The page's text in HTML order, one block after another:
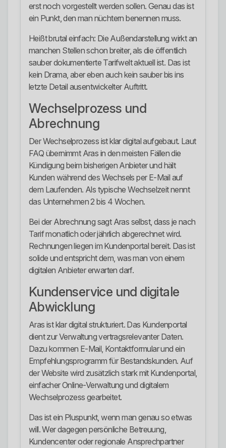
erst noch vorgestellt werden sollen. Genau das ist
ein Punkt, den man nüchtern benennen muss.
Heißt brutal einfach: Die Außendarstellung wirkt an
manchen Stellen schon breiter, als die öffentlich
sauber dokumentierte Tarifwelt aktuell ist. Das ist
kein Drama, aber eben auch kein sauber bis ins
letzte Detail ausentwickelter Auftritt.
Wechselprozess und
Abrechnung
Der Wechselprozess ist klar digital aufgebaut. Laut
FAQ übernimmt Aras in den meisten Fällen die
Kündigung beim bisherigen Anbieter und hält
Kunden während des Wechsels per E-Mail auf
dem Laufenden. Als typische Wechselzeit nennt
das Unternehmen 2 bis 4 Wochen.
Bei der Abrechnung sagt Aras selbst, dass je nach
Tarif monatlich oder jährlich abgerechnet wird.
Rechnungen liegen im Kundenportal bereit. Das ist
solide und entspricht dem, was man von einem
digitalen Anbieter erwarten darf.
Kundenservice und digitale
Abwicklung
Aras ist klar digital strukturiert. Das Kundenportal
dient zur Verwaltung vertragsrelevanter Daten.
Dazu kommen E-Mail, Kontaktformular und ein
Empfehlungsprogramm für Bestandskunden. Auf
der Website wird zusätzlich stark mit Kundenportal,
einfacher Online-Verwaltung und digitalem
Wechselprozess gearbeitet.
Das ist ein Pluspunkt, wenn man genau so etwas
will. Wer dagegen persönliche Betreuung,
Kundencenter oder regionale Ansprechpartner